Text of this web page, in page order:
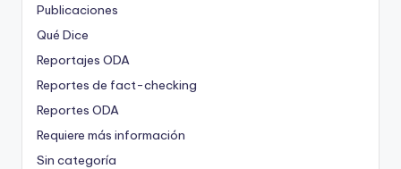
Publicaciones
Qué Dice
Reportajes ODA
Reportes de fact-checking
Reportes ODA
Requiere más información
Sin categoría